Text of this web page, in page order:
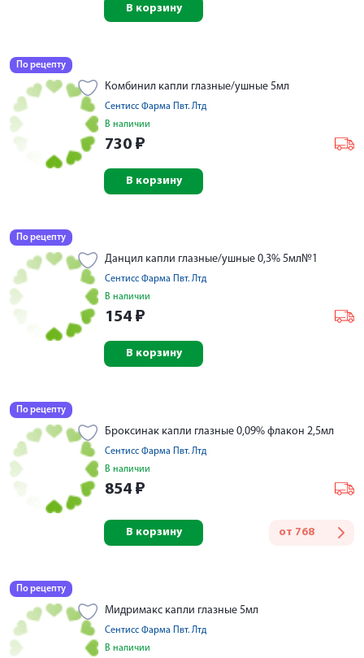
В корзину
По рецепту
Комбинил капли глазные/ушные 5мл
Сентисс Фарма Пвт. Лтд
В наличии
730 ₽
В корзину
По рецепту
Данцил капли глазные/ушные 0,3% 5мл№1
Сентисс Фарма Пвт. Лтд
В наличии
154 ₽
В корзину
По рецепту
Броксинак капли глазные 0,09% флакон 2,5мл
Сентисс Фарма Пвт. Лтд
В наличии
854 ₽
от 768
В корзину
По рецепту
Мидримакс капли глазные 5мл
Сентисс Фарма Пвт. Лтд
В наличии